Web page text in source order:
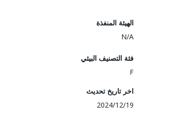
الهيئة المنفذة
N/A
فئة التصنيف البيئي
F
اخر تاريخ تحديث
2024/12/19